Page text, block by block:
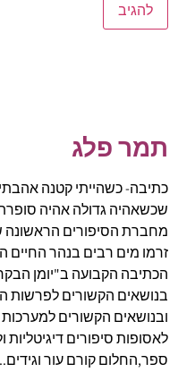
תמר פלג
כתיבה- כשהייתי קטנה
שכשאהיה גדולה אהיה
מחברת הסיפורים
זרמו מים רבים בנהר החיים
הכתיבה הקבועה ב"יומן
בנושאים הקשורים לפרשות
ובנושאים הקשורים
לאסופות סיפורים
ספר,החלום קורם עור וגידים..